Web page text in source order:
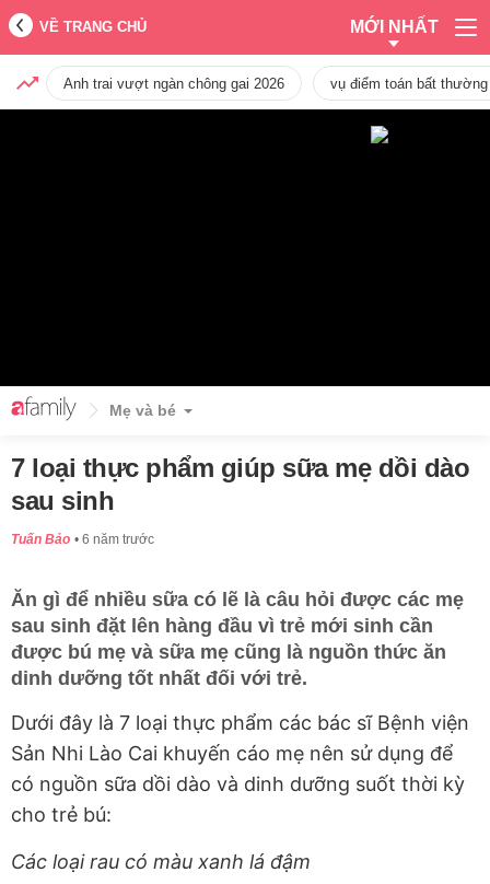
VỀ TRANG CHỦ MỚI NHẤT
Anh trai vượt ngàn chông gai 2026 vụ điểm toán bất
Mẹ và bé
7 loại thực phẩm giúp sữa mẹ dồi dào
sau sinh
Tuấn Bảo 6 năm trước
Ăn gì để nhiều sữa có lẽ là câu hỏi được các mẹ
sau sinh đặt lên hàng đầu vì trẻ mới sinh cần
được bú mẹ và sữa mẹ cũng là nguồn thức ăn
dinh dưỡng tốt nhất đối với trẻ.
Dưới đây là 7 loại thực phẩm các bác sĩ Bệnh viện
Sản Nhi Lào Cai khuyến cáo mẹ nên sử dụng để
có nguồn sữa dồi dào và dinh dưỡng suốt thời kỳ
cho trẻ bú:
Các loại rau có màu xanh lá đậm